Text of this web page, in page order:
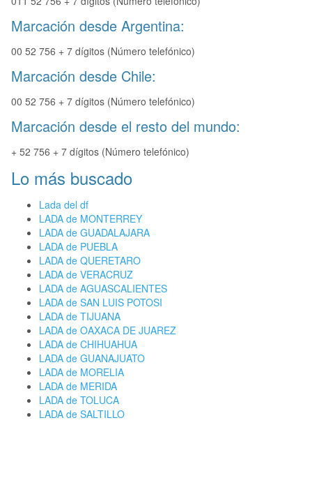
Marcación desde Argentina:
00 52 756 + 7 dígitos (Número telefónico)
Marcación desde Chile:
00 52 756 + 7 dígitos (Número telefónico)
Marcación desde el resto del mundo:
+ 52 756 + 7 dígitos (Número telefónico)
Lo más buscado
Lada del df
LADA de MONTERREY
LADA de GUADALAJARA
LADA de PUEBLA
LADA de QUERETARO
LADA de VERACRUZ
LADA de AGUASCALIENTES
LADA de SAN LUIS POTOSI
LADA de TIJUANA
LADA de OAXACA DE JUAREZ
LADA de CHIHUAHUA
LADA de GUANAJUATO
LADA de MORELIA
LADA de MERIDA
LADA de TOLUCA
LADA de SALTILLO